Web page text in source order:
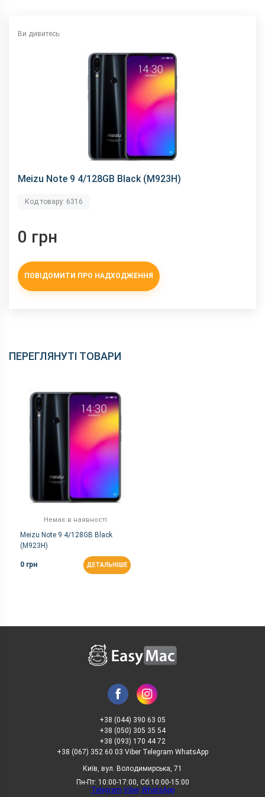
3.5 мм
Характеристики та комплектацію товару виробник може
змінити без повідомлення.
Ви дивитесь:
Meizu Note 9 4/128GB Black (M923H)
Код товару: 6316
0 грн
ПОВІДОМИТИ ПРО НАДХОДЖЕННЯ
ПЕРЕГЛЯНУТІ ТОВАРИ
Немає в наявності
Meizu Note 9 4/128GB Black
(M923H)
0 грн ДЕТАЛЬНІШЕ
+38 (044) 390 63 05
+38 (050) 305 35 54
+38 (093) 170 44 72
+38 (067) 352 60 03 Viber Telegram WhatsApp
Київ, вул. Володимирська, 71
Пн-Пт: 10:00-17:00, Сб:10:00-15:00
Telegram Viber WhatsApp